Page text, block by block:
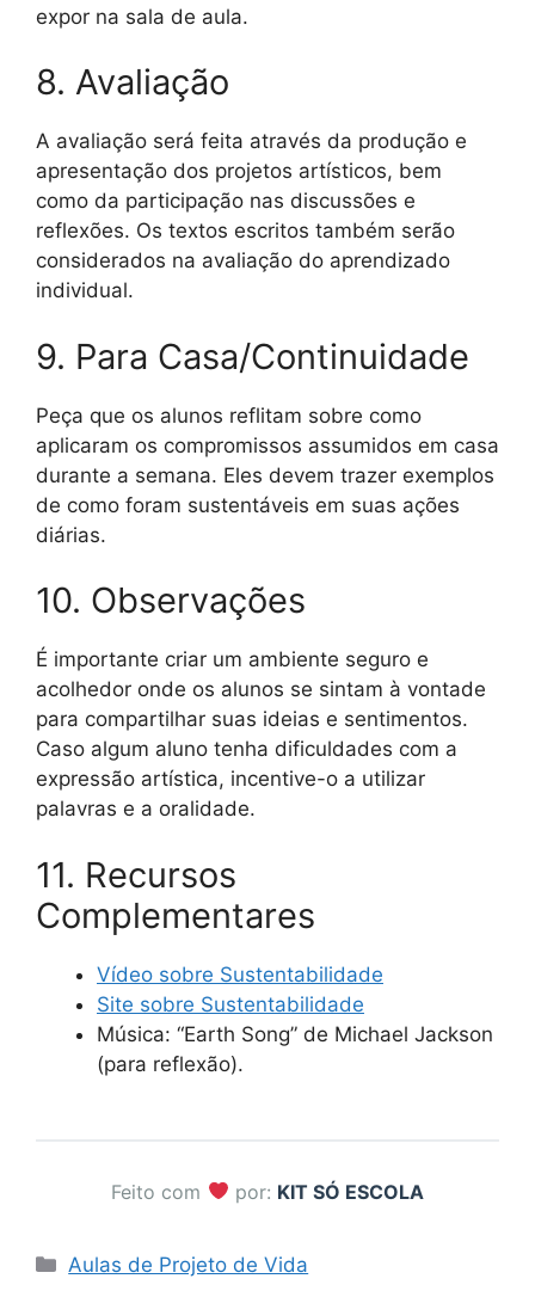
expor na sala de aula.
8. Avaliação
A avaliação será feita através da produção e
apresentação dos projetos artísticos, bem
como da participação nas discussões e
reflexões. Os textos escritos também serão
considerados na avaliação do aprendizado
individual.
9. Para Casa/Continuidade
Peça que os alunos reflitam sobre como
aplicaram os compromissos assumidos em casa
durante a semana. Eles devem trazer exemplos
de como foram sustentáveis em suas ações
diárias.
10. Observações
É importante criar um ambiente seguro e
acolhedor onde os alunos se sintam à vontade
para compartilhar suas ideias e sentimentos.
Caso algum aluno tenha dificuldades com a
expressão artística, incentive-o a utilizar
palavras e a oralidade.
11. Recursos
Complementares
Vídeo sobre Sustentabilidade
Site sobre Sustentabilidade
Música: “Earth Song” de Michael Jackson
(para reflexão).
Feito com por: KIT SÓ ESCOLA
Categorias
Aulas de Projeto de Vida